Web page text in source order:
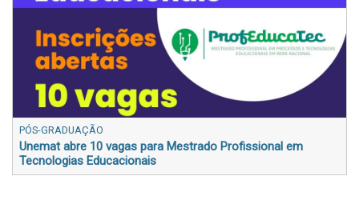
PÓS-GRADUAÇÃO
Unemat abre 10 vagas para Mestrado Profissional em
Tecnologias Educacionais